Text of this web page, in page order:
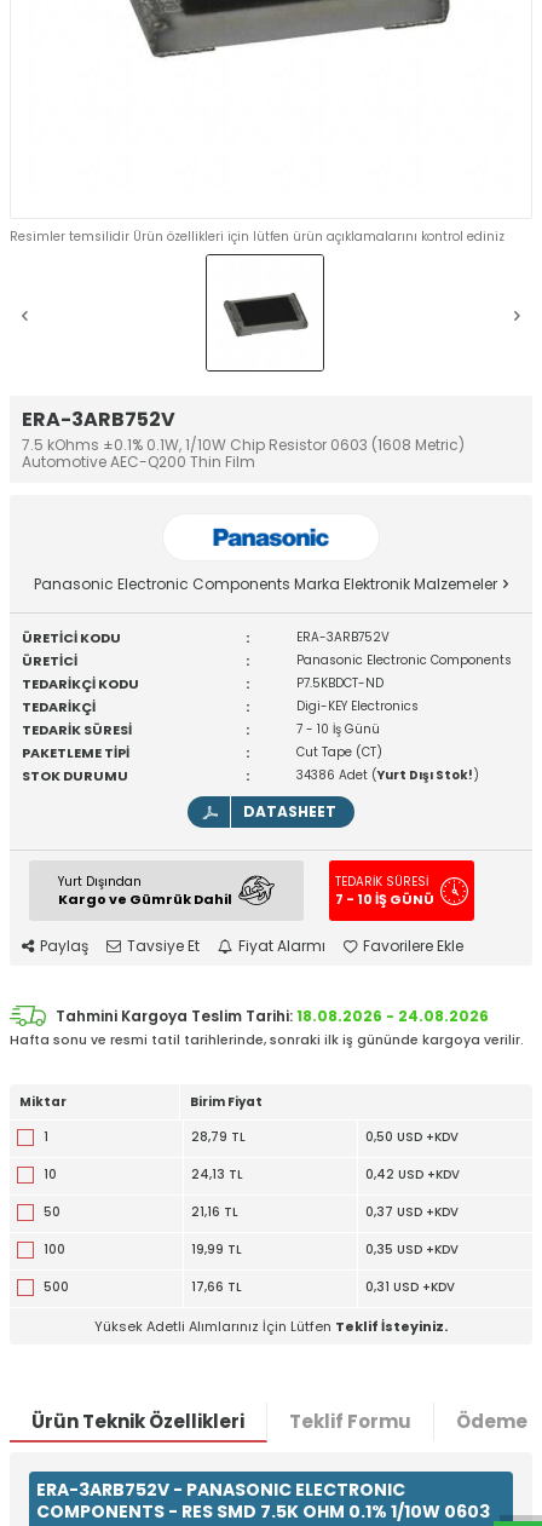
W
h
t
a
p
p
D
e
s
e
H
a
t
t
ERA-3ARB752V
7.5 kOhms ±0.1% 0.1W, 1/10W Chip Resistor 0603 (1608 Metric)
Automotive AEC-Q200 Thin Film
Resimler temsilidir Ürün özellikleri için lütfen ürün açıklamalarını kontrol ediniz
Panasonic Electronic Components Marka Elektronik Malzemeler
ÜRETİCİ KODU : ERA-3ARB752V
ÜRETİCİ : Panasonic Electronic Components
TEDARİKÇİ KODU : P7.5KBDCT-ND
TEDARİKÇİ : Digi-KEY Electronics
TEDARİK SÜRESİ : 7 - 10 İş Günü
PAKETLEME TİPİ : Cut Tape (CT)
STOK DURUMU : 34386 Adet (Yurt Dışı Stok!)
DATASHEET
Yurt Dışından
Kargo ve Gümrük Dahil
TEDARİK SÜRESİ
7 - 10 İŞ GÜNÜ
Paylaş Tavsiye Et Fiyat Alarmı Favorilere Ekle
Tahmini Kargoya Teslim Tarihi:18.08.2026 - 24.08.2026
Hafta sonu ve resmi tatil tarihlerinde, sonraki ilk iş gününde kargoya verilir.
Miktar
Birim Fiyat
1
28,79 TL 0,50 USD +KDV
10 24,13 TL 0,42 USD +KDV
50 21,16 TL 0,37 USD +KDV
100 19,99 TL 0,35 USD +KDV
500 17,66 TL 0,31 USD +KDV
Yüksek Adetli Alımlarınız İçin Lütfen Teklif İsteyiniz.
Ürün Teknik Özellikleri Teklif Formu Ödeme
ERA-3ARB752V - PANASONIC ELECTRONIC
COMPONENTS - RES SMD 7.5K OHM 0.1% 1/10W 0603